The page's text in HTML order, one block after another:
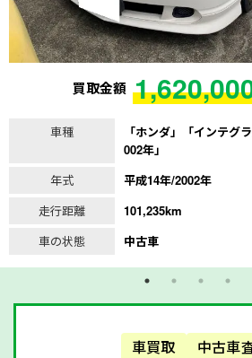
買取金額
車種
「ホンダ」「インテグ
002年」
年式
平成14年/2002年
走行距離
101,235km
車の状態
中古車
車買取 中古車